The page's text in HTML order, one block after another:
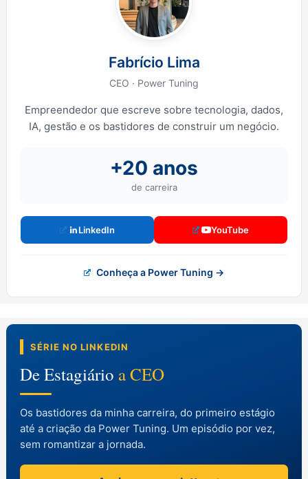
Fabrício Lima
CEO · Power Tuning
Empreendedor que escreve sobre tecnologia, dados,
IA, gestão e os bastidores de construir um negócio.
+20 anos
de carreira
LinkedIn YouTube
Conheça a Power Tuning →
SÉRIE NO LINKEDIN
De Estagiário a CEO
Os bastidores da minha carreira, do primeiro estágio
até a criação da Power Tuning. Um episódio por vez,
sem romantizar a jornada.